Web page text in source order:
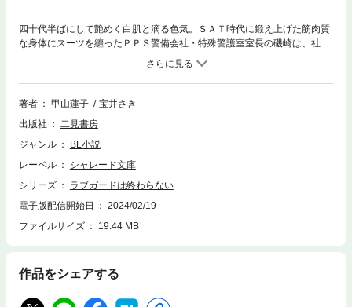
四十代半ばにして艶めく白肌と滴る色気。ＳＡＴ時代に鍛え上げた筋肉質
な身体にスーツを纏ったＰＰＳ警備会社・特殊警護室室長の磯崎は、社長
の東野と八年来の愛人関係にある。一方で仕事相手のヤクザ・辻とは情報
と引き替えの爛れた情事を愉しむ日々。そんな磯崎のもとへ、新人ＳＰ的
場が配属される。血気盛んで若者らしい正義感に溢れる的場のふとした表
情に、かつて自分を愛したために帰らぬ人となった男の姿が重なるが…。
崎に、救いの日は訪れるのか─？
著者 甲山蓮子
宝井さき
出版社
二見書房
ジャンル
BL小説
レーベル
シャレード文庫
シリーズ
ラブガードは終わらない
電子版配信開始日
2024/02/19
ファイルサイズ
19.44 MB
作品をシェアする